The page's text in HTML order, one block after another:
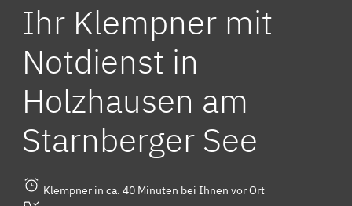
Ihr Klempner mit
Notdienst in
Holzhausen am
Starnberger See
Klempner in ca. 40 Minuten bei Ihnen vor Ort